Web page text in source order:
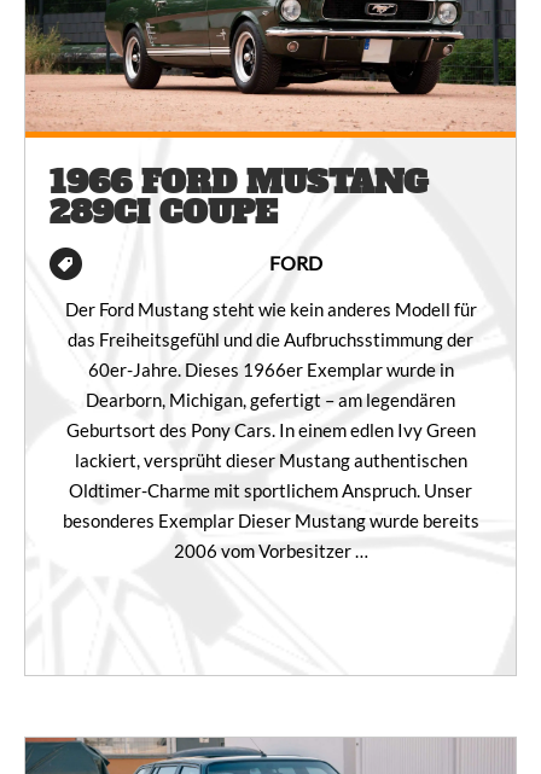
1966 FORD MUSTANG
289CI COUPE
FORD
Der Ford Mustang steht wie kein anderes Modell für
das Freiheitsgefühl und die Aufbruchsstimmung der
60er-Jahre. Dieses 1966er Exemplar wurde in
Dearborn, Michigan, gefertigt – am legendären
Geburtsort des Pony Cars. In einem edlen Ivy Green
lackiert, versprüht dieser Mustang authentischen
Oldtimer-Charme mit sportlichem Anspruch. Unser
besonderes Exemplar Dieser Mustang wurde bereits
2006 vom Vorbesitzer …